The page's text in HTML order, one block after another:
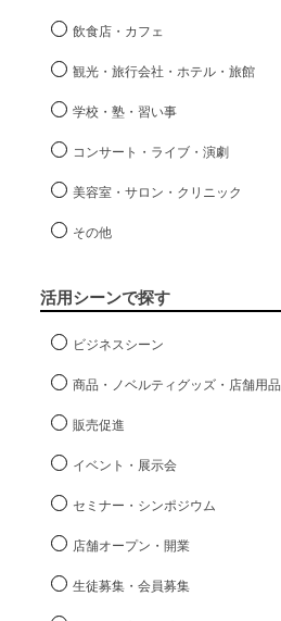
飲食店・カフェ
観光・旅行会社・ホテル・旅館
学校・塾・習い事
コンサート・ライブ・演劇
美容室・サロン・クリニック
その他
活用シーンで探す
ビジネスシーン
商品・ノベルティグッズ・店舗用品
販売促進
イベント・展示会
セミナー・シンポジウム
店舗オープン・開業
生徒募集・会員募集